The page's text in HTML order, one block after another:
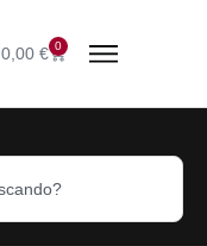
0,00 € 0